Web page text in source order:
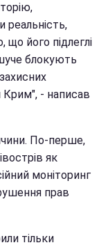
реальність,
його підлеглі
блокують
Крим", - написав
По-перше,
як
моніторинг
прав
тільки